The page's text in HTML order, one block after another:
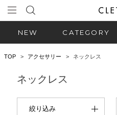
NEW CATEGORY
TOP アクセサリー ネックレス
ネックレス
絞り込み